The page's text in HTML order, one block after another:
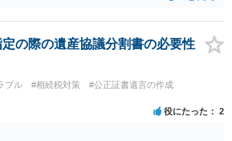
請求すればいいと思います。 なお、家賃に
遺産分割手続をしなかったのですから、あき
。
の際の遺産協議分割書の必要性
ブル #相続税対策
#公正証書遺言の作成
役にたった 2